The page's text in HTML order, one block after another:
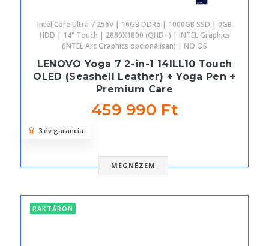
Intel Core Ultra 7 256V | 16GB DDR5 | 1000GB SSD | 0GB
HDD | 14" Touch | 2880X1800 (QHD+) | INTEL Graphics
(INTEL Arc Graphics opcionálisan) | NO OS
LENOVO Yoga 7 2-in-1 14ILL10 Touch
OLED (Seashell Leather) + Yoga Pen +
Premium Care
459 990 Ft
MEGNÉZEM
3 év garancia
RAKTÁRON